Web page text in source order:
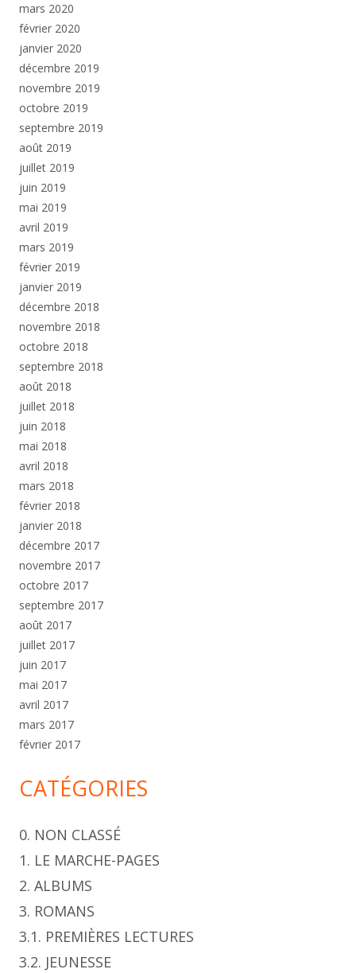
mars 2020
février 2020
janvier 2020
décembre 2019
novembre 2019
octobre 2019
septembre 2019
août 2019
juillet 2019
juin 2019
mai 2019
avril 2019
mars 2019
février 2019
janvier 2019
décembre 2018
novembre 2018
octobre 2018
septembre 2018
août 2018
juillet 2018
juin 2018
mai 2018
avril 2018
mars 2018
février 2018
janvier 2018
décembre 2017
novembre 2017
octobre 2017
septembre 2017
août 2017
juillet 2017
juin 2017
mai 2017
avril 2017
mars 2017
février 2017
CATÉGORIES
0. NON CLASSÉ
1. LE MARCHE-PAGES
2. ALBUMS
3. ROMANS
3.1. PREMIÈRES LECTURES
3.2. JEUNESSE